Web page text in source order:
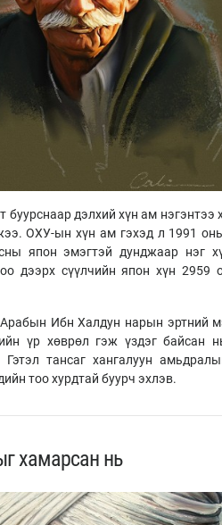
дэлхий хүн ам нэгэнтээ
ОХУ-ын хүн ам гэхэд л 1991
япон эмэгтэй дунджаар нэг
дээрх сүүлчийн япон хүн 2959
Ибн Халдун нарын эртний
үр хөврөл гэж үздэг байсан
тансаг хангалуун
тоо хурдтай буурч эхлэв.
хамарсан нь